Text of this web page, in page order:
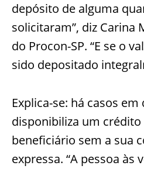
depósito de alguma
solicitaram”, diz Carina
do Procon-SP. “E se o
sido depositado
Explica-se: há casos
disponibiliza um
beneficiário sem a sua
expressa. “A pessoa às